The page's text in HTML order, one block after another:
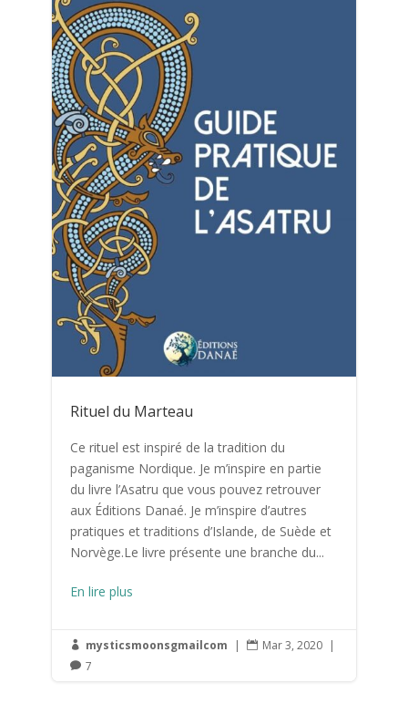
Rituel du Marteau
Ce rituel est inspiré de la tradition du
paganisme Nordique. Je m’inspire en partie
du livre l’Asatru que vous pouvez retrouver
aux Éditions Danaé. Je m’inspire d’autres
pratiques et traditions d’Islande, de Suède et
Norvège.Le livre présente une branche du...
En lire plus
 mysticsmoonsgmailcom |  Mar 3, 2020 |
 7